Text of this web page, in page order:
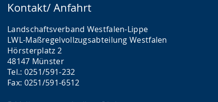
Kontakt/ Anfahrt
Landschaftsverband Westfalen-Lippe
LWL-Maßregelvollzugsabteilung Westfalen
Hörsterplatz 2
48147 Münster
Tel.: 0251/591-232
Fax: 0251/591-6512